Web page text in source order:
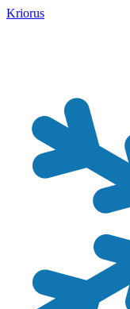
Kriorus